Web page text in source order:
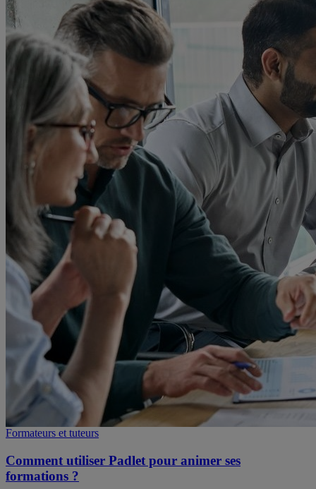
Formateurs et tuteurs
Comment utiliser Padlet pour animer ses
formations ?